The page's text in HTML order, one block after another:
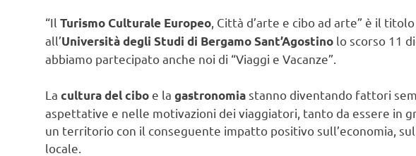
“Il Turismo Culturale Europeo, Città d’arte e cibo ad arte” è il
all’Università degli Studi di Bergamo Sant’Agostino lo scorso 11
abbiamo partecipato anche noi di “Viaggi e Vacanze”.
La cultura del cibo e la gastronomia stanno diventando fattori
aspettative e nelle motivazioni dei viaggiatori, tanto da essere in
un territorio con il conseguente impatto positivo sull’economia,
locale.